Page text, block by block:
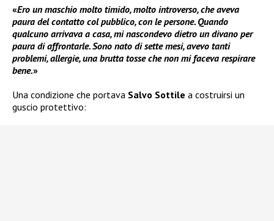
«Ero un maschio molto timido, molto introverso, che aveva
paura del contatto col pubblico, con le persone. Quando
qualcuno arrivava a casa, mi nascondevo dietro un divano per
paura di affrontarle. Sono nato di sette mesi, avevo tanti
problemi, allergie, una brutta tosse che non mi faceva respirare
bene.»
Una condizione che portava Salvo Sottile a costruirsi un
guscio protettivo: